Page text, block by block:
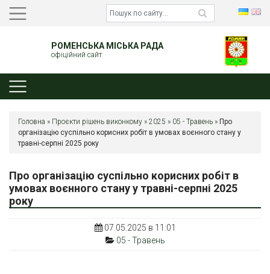
РОМЕНСЬКА МІСЬКА РАДА
офіційний сайт
Головна » Проєкти рішень виконкому » 2025 » 05 - Травень » Про
організацію суспільно корисних робіт в умовах воєнного стану у
травні-серпні 2025 року
Про організацію суспільно корисних робіт в
умовах воєнного стану у травні-серпні 2025
року
07.05.2025 в 11:01
05 - Травень